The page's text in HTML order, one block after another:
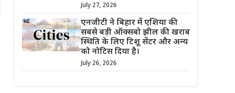
July 27, 2026
एनजीटी ने बिहार में एशिया की
सबसे बड़ी ऑक्सबो झील की खराब
स्थिति के लिए टिशू सेंटर और अन्य
को नोटिस दिया है।
July 26, 2026